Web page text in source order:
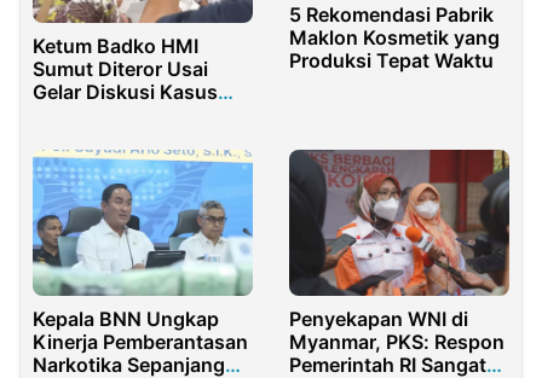
Ketum Badko HMI
Sumut Diteror Usai
Gelar Diskusi Kasus
5 Rekomendasi Pabrik
Maklon Kosmetik yang
Produksi Tepat Waktu
Kepala BNN Ungkap
Kinerja Pemberantasan
Narkotika Sepanjang
Penyekapan WNI di
Myanmar, PKS: Respon
Pemerintah RI Sangat